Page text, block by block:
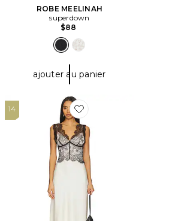
ROBE MEELINAH
superdown
$88
ajouter au panier
14
Favorite ROBE FABIEN